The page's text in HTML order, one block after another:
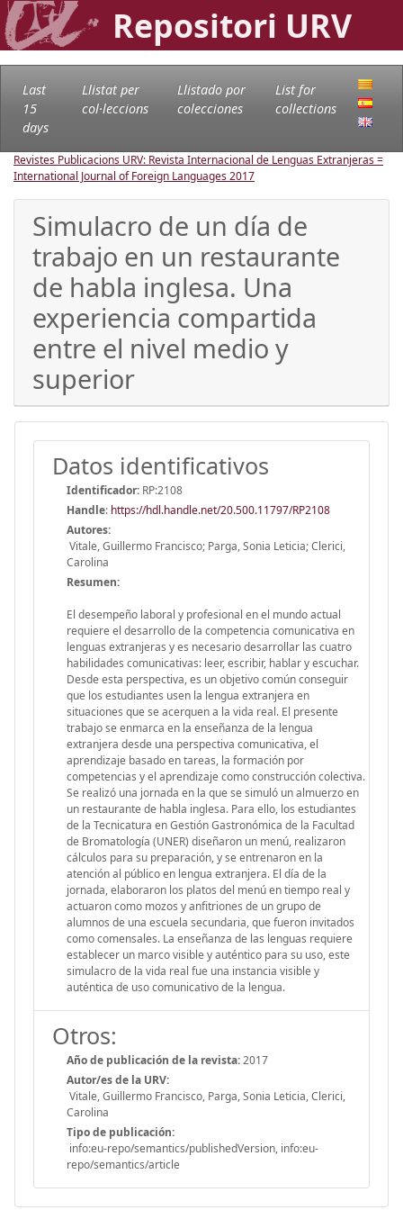
Repositori URV
Last
15
days
Llistat per
col·leccions
Llistado por
colecciones
List for
collections
Revistes Publicacions URV: Revista Internacional de Lenguas Extranjeras =
International Journal of Foreign Languages2017
Simulacro de un día de
trabajo en un restaurante
de habla inglesa. Una
experiencia compartida
entre el nivel medio y
superior
Datos identificativos
Identificador: RP:2108
Handle: https://hdl.handle.net/20.500.11797/RP2108
Autores:
Vitale, Guillermo Francisco; Parga, Sonia Leticia; Clerici,
Carolina
Resumen:
El desempeño laboral y profesional en el mundo actual
requiere el desarrollo de la competencia comunicativa en
lenguas extranjeras y es necesario desarrollar las cuatro
habilidades comunicativas: leer, escribir, hablar y escuchar.
Desde esta perspectiva, es un objetivo común conseguir
que los estudiantes usen la lengua extranjera en
situaciones que se acerquen a la vida real. El presente
trabajo se enmarca en la enseñanza de la lengua
extranjera desde una perspectiva comunicativa, el
aprendizaje basado en tareas, la formación por
competencias y el aprendizaje como construcción colectiva.
Se realizó una jornada en la que se simuló un almuerzo en
un restaurante de habla inglesa. Para ello, los estudiantes
de la Tecnicatura en Gestión Gastronómica de la Facultad
de Bromatología (UNER) diseñaron un menú, realizaron
cálculos para su preparación, y se entrenaron en la
atención al público en lengua extranjera. El día de la
jornada, elaboraron los platos del menú en tiempo real y
actuaron como mozos y anfitriones de un grupo de
alumnos de una escuela secundaria, que fueron invitados
como comensales. La enseñanza de las lenguas requiere
establecer un marco visible y auténtico para su uso, este
simulacro de la vida real fue una instancia visible y
auténtica de uso comunicativo de la lengua.
Otros:
Año de publicación de la revista:2017
Autor/es de la URV:
Vitale, Guillermo Francisco, Parga, Sonia Leticia, Clerici,
Carolina
Tipo de publicación:
info:eu-repo/semantics/publishedVersion, info:eu-
repo/semantics/article